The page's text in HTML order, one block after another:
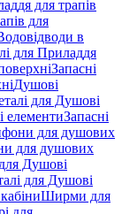
для трапів
для
в
для Приладдя
Запасні
Душові
для Душові
елементиЗапасні
для душових
для душових
Душові
для Душові
Ширми для